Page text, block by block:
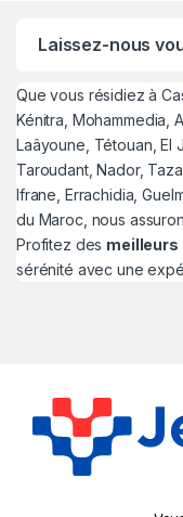
Laissez-nous
Que vous résidiez à
Kénitra, Mohammedia,
Laâyoune, Tétouan, El
Taroudant, Nador,
Ifrane, Errachidia,
du Maroc, nous
Profitez des meilleurs
sérénité avec une